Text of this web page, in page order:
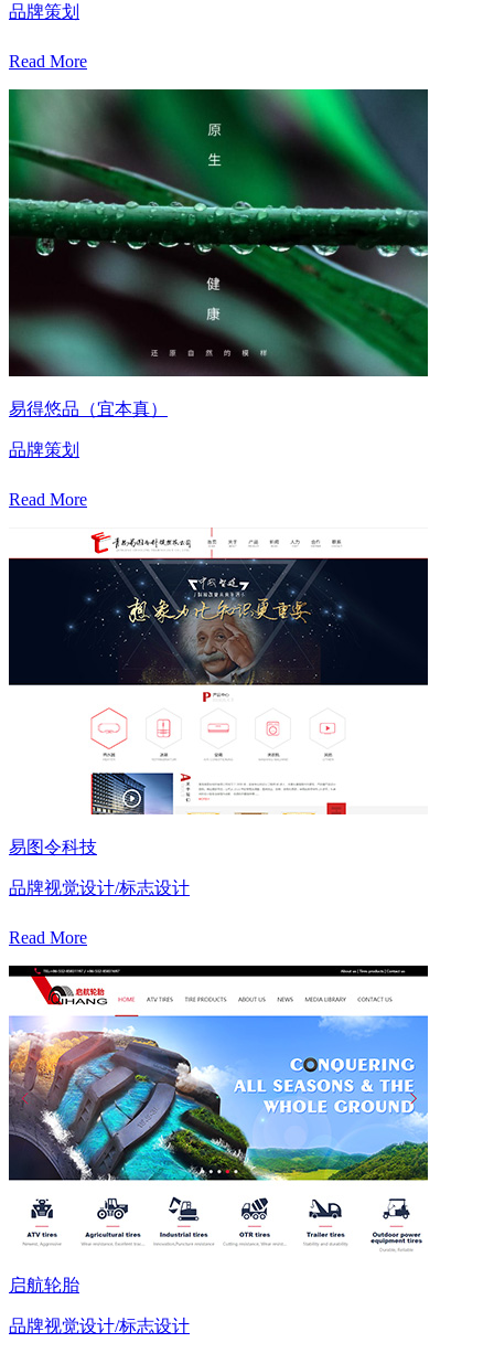
品牌策划
Read More
易得悠品（宜本真）
品牌策划
Read More
易图令科技
品牌视觉设计/标志设计
Read More
启航轮胎
品牌视觉设计/标志设计